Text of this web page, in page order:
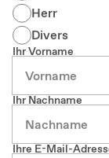
Herr
Divers
Ihr Vorname
Ihr Nachname
Ihre E-Mail-